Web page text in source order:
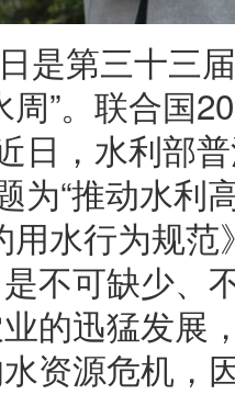
是第三十三
”。联合国
日，水利部
为“推动水
用水行为规
不可缺少、
的迅猛发展
资源危机，